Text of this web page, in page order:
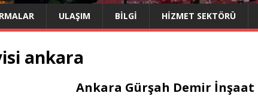
ULAŞIM BILGI HIZMET SEKTÖRÜ
ankara
Ankara Gürşah Demir İnşaat